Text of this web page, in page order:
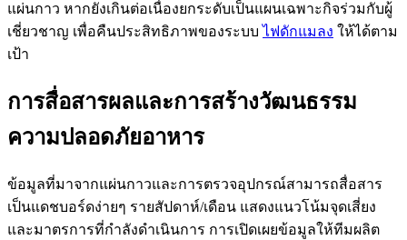
แผ่นกาว หากยังเกินต่อเนื่องยกระดับเป็นแผนเฉพาะกิจร่วมกับผู้
เชี่ยวชาญ เพื่อคืนประสิทธิภาพของระบบไฟดักแมลง ให้ได้ตาม
เป้า
การสื่อสารผลและการสร้างวัฒนธรรม
ความปลอดภัยอาหาร
ข้อมูลที่มาจากแผ่นกาวและการตรวจอุปกรณ์สามารถสื่อสาร
เป็นแดชบอร์ดง่ายๆ รายสัปดาห์/เดือน แสดงแนวโน้มจุดเสี่ยง
และมาตรการที่กำลังดำเนินการ การเปิดเผยข้อมูลให้ทีมผลิต